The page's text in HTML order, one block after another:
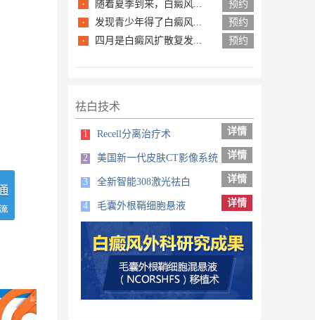
· 随着夏季到来，白癜风... 预约
· 发现青少年得了白癜风... 预约
· 四月是白癜风扩散复发... 预约
祛白技术
1 Recell分离治疗术 详情
美国新一代皮肤CT影像系统 详情
3 全新智能308激光祛白 详情
毛囊外根鞘细胞悬液 详情